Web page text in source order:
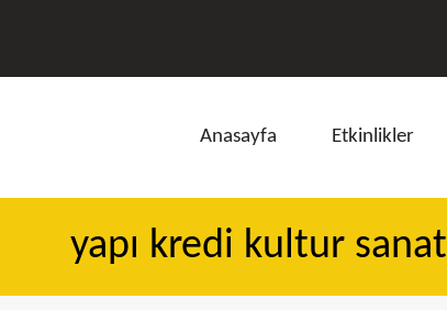
Anasayfa Etkinlikler
yapı kredi kultur sanat